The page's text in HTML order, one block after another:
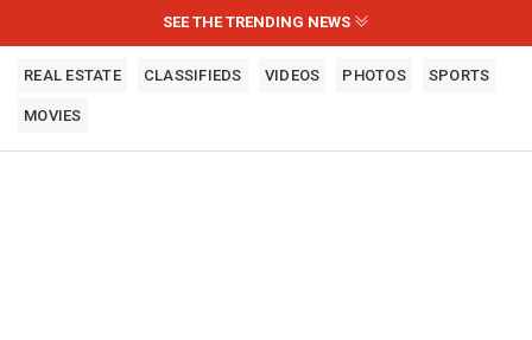
SEE THE TRENDING NEWS
REAL ESTATE CLASSIFIEDS VIDEOS PHOTOS SPORTS
MOVIES